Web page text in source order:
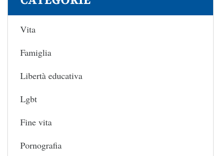
Vita
Famiglia
Libertà educativa
Lgbt
Fine vita
Pornografia